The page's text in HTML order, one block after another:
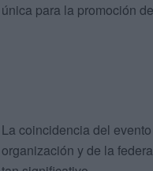
única para la promoción
La coincidencia del
organización y de la